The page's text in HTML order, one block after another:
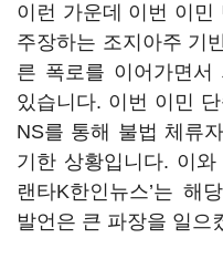
이런 가운데 이번 이민
주장하는 조지아주 기
른 폭로를 이어가면서
있습니다. 이번 이민
NS를 통해 불법 체류
기한 상황입니다. 이와
랜타K한인뉴스’는 해
발언은 큰 파장을 일으